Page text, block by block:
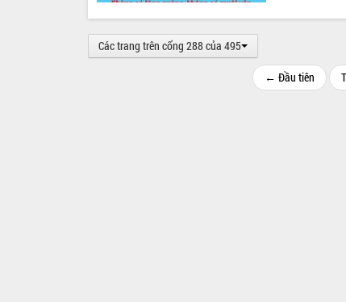
Các trang trên cổng 288 của 495
← Đầu tiên